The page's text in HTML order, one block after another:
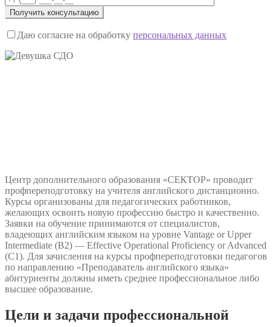
Даю согласие на обработку персональных данных
Центр дополнительного образования «СЕКТОР» проводит
профпереподготовку на учителя английского дистанционно.
Курсы организованы для педагогических работников,
желающих освоить новую профессию быстро и качественно.
Заявки на обучение принимаются от специалистов,
владеющих английским языком на уровне Vantage or Upper
Intermediate (B2) — Effective Operational Proficiency or Advanced
(C1). Для зачисления на курсы профпереподготовки педагогов
по направлению «Преподаватель английского языка»
абитуриенты должны иметь среднее профессиональное либо
высшее образование.
Цели и задачи профессиональной